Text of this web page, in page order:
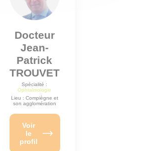
Docteur
Jean-
Patrick
TROUVET
Spécialité :
Ophtalmologie
Lieu : Compiègne et
son agglomération
Voir
le
profil